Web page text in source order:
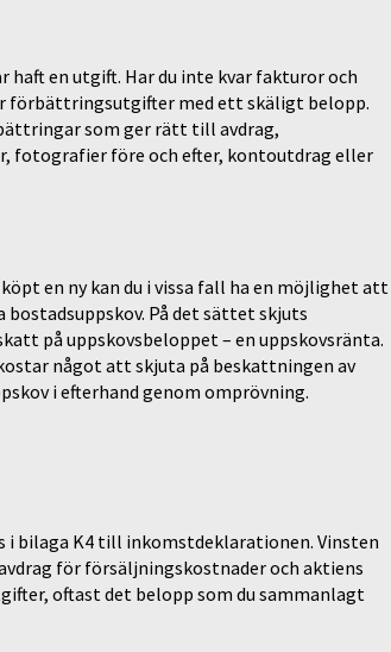
en utgift. Har du inte kvar fakturor och
förbättringsutgifter med ett skäligt belopp.
som ger rätt till avdrag,
fotografier före och efter, kontoutdrag eller
en ny kan du i vissa fall ha en möjlighet att
På det sättet skjuts
på uppskovsbeloppet – en uppskovsränta.
något att skjuta på beskattningen av
i efterhand genom omprövning.
i bilaga K4 till inkomstdeklarationen. Vinsten
för försäljningskostnader och aktiens
oftast det belopp som du sammanlagt